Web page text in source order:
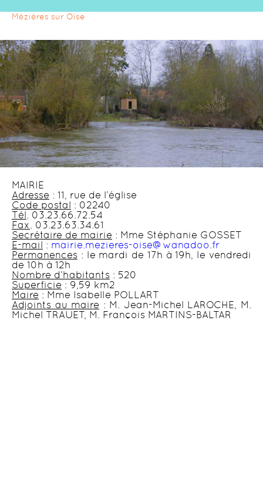
Mézières sur Oise
MAIRIE
Adresse : 11, rue de l’église
Code postal : 02240
Tél. 03.23.66.72.54
Fax. 03.23.63.34.61
Secrétaire de mairie : Mme Stéphanie GOSSET
E-mail : mairie.mezieres-oise@wanadoo.fr
Permanences : le mardi de 17h à 19h, le vendredi
de 10h à 12h
Nombre d’habitants : 520
Superficie : 9,59 km2
Maire : Mme Isabelle POLLART
Adjoints au maire : M. Jean-Michel LAROCHE, M.
Michel TRAUET, M. François MARTINS-BALTAR